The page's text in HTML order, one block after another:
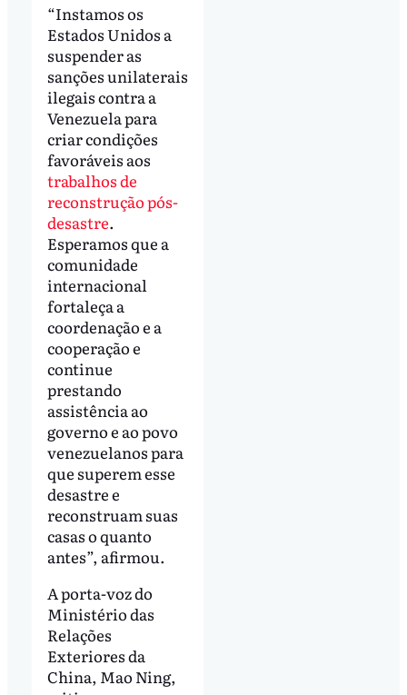
“Instamos os
Estados Unidos a
suspender as
sanções unilaterais
ilegais contra a
Venezuela para
criar condições
favoráveis aos
trabalhos de
reconstrução pós-
desastre.
Esperamos que a
comunidade
internacional
fortaleça a
coordenação e a
cooperação e
continue
prestando
assistência ao
governo e ao povo
venezuelanos para
que superem esse
desastre e
reconstruam suas
casas o quanto
antes”, afirmou.
A porta-voz do
Ministério das
Relações
Exteriores da
China, Mao Ning,